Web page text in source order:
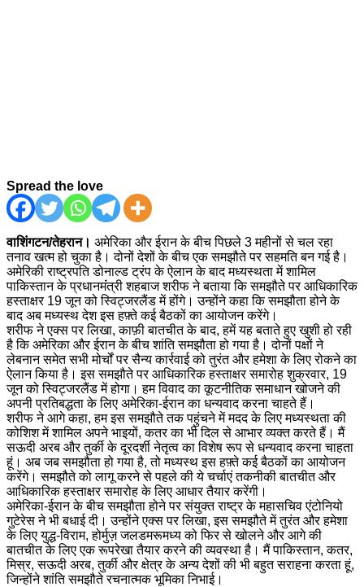
Spread the love
वाशिंगटन/तेहरान। अमेरिका और ईरान के बीच पिछले 3 महीनों से चल रहा
तनाव खत्म हो चुका है। दोनों देशों के बीच एक समझौते पर सहमति बन गई है।
अमेरिकी राष्ट्रपति डोनाल्ड ट्रंप के ऐलान के बाद मध्यस्थता में शामिल
पाकिस्तान के प्रधानमंंत्री शहबाज शरीफ ने बताया कि समझौते पर आधिकारिक
हस्ताक्षर 19 जून को स्विट्जरलैंड में होंगे। उन्होंने कहा कि समझौता होने के
बाद अब मध्यस्थ देश इस हफ़्ते कई बैठकों का आयोजन करेंगे।
शरीफ ने एक्स पर लिखा, काफ़ी बातचीत के बाद, हमें यह बताते हुए खुशी हो रही
है कि अमेरिका और ईरान के बीच शांति समझौता हो गया है। दोनों पक्षों ने
लेबनान समेत सभी मोर्चों पर सैन्य कार्रवाई को तुरंत और हमेशा के लिए रोकने का
ऐलान किया है। इस समझौते पर आधिकारिक हस्ताक्षर समारोह शुक्रवार, 19
जून को स्विट्जरलैंड में होगा। हम विवाद का कूटनीतिक समाधान खोजने की
अपनी प्रतिबद्धता के लिए अमेरिका-ईरान का धन्यवाद करना चाहते हैं।
शरीफ ने आगे कहा, हम इस समझौते तक पहुंचने में मदद के लिए मध्यस्थता की
कोशिश में शामिल अपने भाइयों, कतर का भी दिल से आभार व्यक्त करते हैं। मैं
सऊदी अरब और तुर्की के दूरदर्शी नेतृत्व का विशेष रूप से धन्यवाद करना चाहता
हूं। अब जब समझौता हो गया है, तो मध्यस्थ इस हफ़्ते कई बैठकों का आयोजन
करेंगे। समझौते को लागू करने से पहले की ये चर्चाएं तकनीकी बातचीत और
आधिकारिक हस्ताक्षर समारोह के लिए आधार तैयार करेंगी।
अमेरिका-ईरान के बीच समझौता होने पर संयुक्त राष्ट्र के महासचिव एंटोनियो
गुटेरेस ने भी बधाई दी। उन्होंने एक्स पर लिखा, इस समझौते में तुरंत और हमेशा
के लिए युद्ध-विराम, होर्मुज़ जलडमरूमध्य को फिर से खोलने और आगे की
बातचीत के लिए एक रूपरेखा तैयार करने की व्यवस्था है। मैं पाकिस्तान, कतर,
मिस्र, सऊदी अरब, तुर्की और क्षेत्र के अन्य देशों की भी बहुत सराहना करता हूं,
जिन्होंने शांति समझौते रचनात्मक भूमिका निभाई।